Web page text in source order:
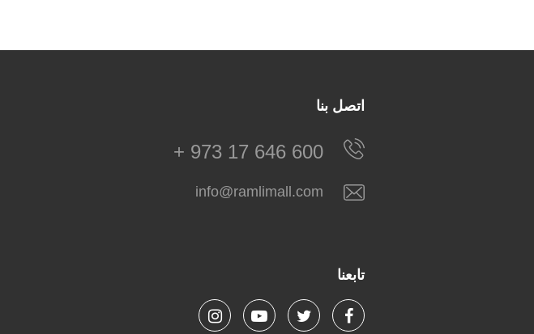
اتصل بنا
+ 973 17 646 600
info@ramlimall.com
تابعنا